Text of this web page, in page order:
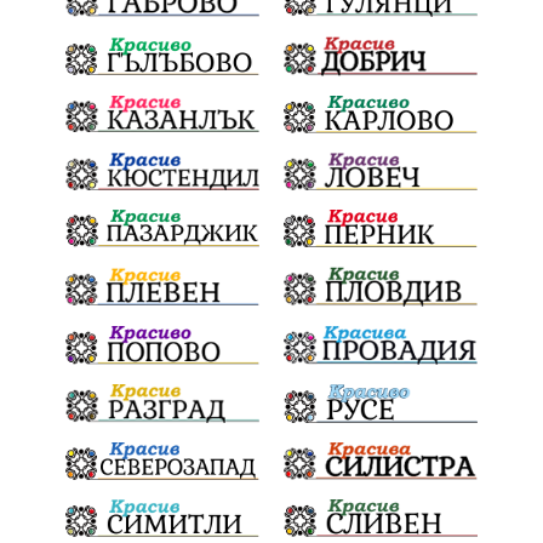
обществена поръчка Пешеходец Украйна
Измама Е79 престъпление Георги Динев
Великден 2025 почит Актуално История
Конституционен съд ВиК Стефан Апостолов
Радослав Ревански пострадали МРРБ
ИвелинМихайлов АнгелинаПопова
Социална политика партия "Мафия" Съд
Сигурност Училища Доброволци
културно наследство Задържане под стража
Хаджидимово РуменРадев автомобил